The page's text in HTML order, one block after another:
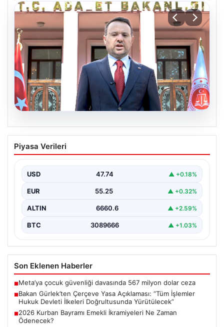
06.08.2026
Bakan Gürlek’ten Çerçeve Yasa
Açıklaması: “Tüm İşlemler Hukuk
Yürütülecek”
Adalet Bakanı Akın Gürlek, terörle mücadelede yeni bir
dönemi başlatacak çerçeve yasanın Meclis'te kabul…
Piyasa Verileri
USD 47.74 ▲ +0.18%
EUR 55.25 ▲ +0.32%
ALTIN 6660.6 ▲ +2.59%
BTC 3089666 ▲ +1.03%
Son Eklenen Haberler
■Meta’ya çocuk güvenliği davasında 567 milyon dolar ceza
■Bakan Gürlek’ten Çerçeve Yasa Açıklaması: “Tüm İşlemler
Hukuk Devleti İlkeleri Doğrultusunda Yürütülecek”
■2026 Kurban Bayramı Emekli İkramiyeleri Ne Zaman
Ödenecek?